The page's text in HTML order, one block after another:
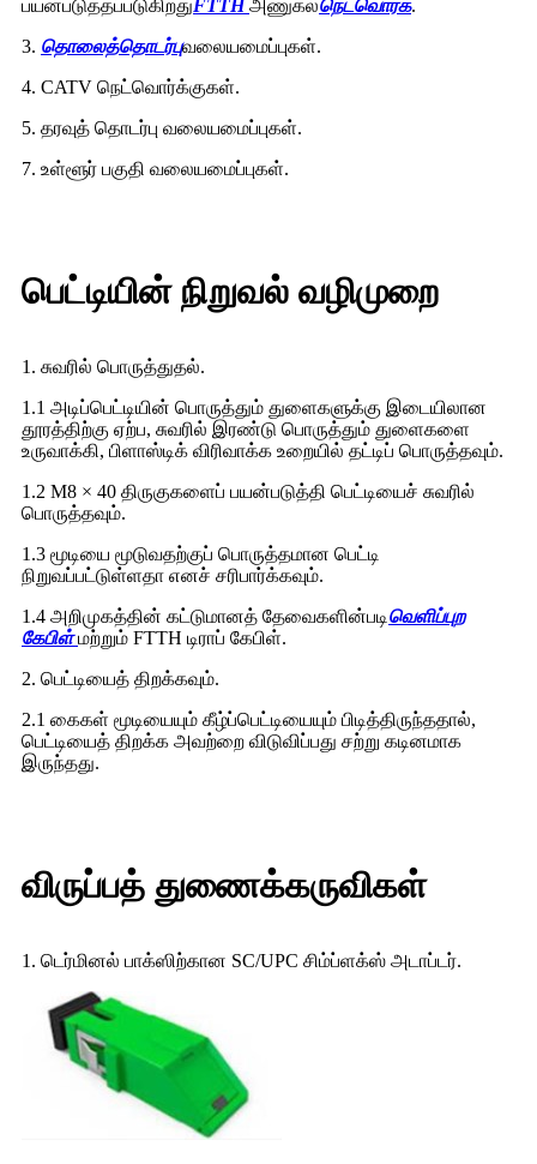
பயன்படுத்தப்படுகிறதுFTTH அணுகல்நெட்வொர்க்.
3. தொலைத்தொடர்புவலையமைப்புகள்.
4. CATV நெட்வொர்க்குகள்.
5. தரவுத் தொடர்பு வலையமைப்புகள்.
7. உள்ளூர் பகுதி வலையமைப்புகள்.
பெட்டியின் நிறுவல் வழிமுறை
1. சுவரில் பொருத்துதல்.
1.1 அடிப்பெட்டியின் பொருத்தும் துளைகளுக்கு இடையிலான
தூரத்திற்கு ஏற்ப, சுவரில் இரண்டு பொருத்தும் துளைகளை
உருவாக்கி, பிளாஸ்டிக் விரிவாக்க உறையில் தட்டிப் பொருத்தவும்.
1.2 M8 × 40 திருகுகளைப் பயன்படுத்தி பெட்டியைச் சுவரில்
பொருத்தவும்.
1.3 மூடியை மூடுவதற்குப் பொருத்தமான பெட்டி
நிறுவப்பட்டுள்ளதா எனச் சரிபார்க்கவும்.
1.4 அறிமுகத்தின் கட்டுமானத் தேவைகளின்படிவெளிப்புற
கேபிள் மற்றும் FTTH டிராப் கேபிள்.
2. பெட்டியைத் திறக்கவும்.
2.1 கைகள் மூடியையும் கீழ்ப்பெட்டியையும் பிடித்திருந்ததால்,
பெட்டியைத் திறக்க அவற்றை விடுவிப்பது சற்று கடினமாக
இருந்தது.
விருப்பத் துணைக்கருவிகள்
1. டெர்மினல் பாக்ஸிற்கான SC/UPC சிம்ப்ளக்ஸ் அடாப்டர்.